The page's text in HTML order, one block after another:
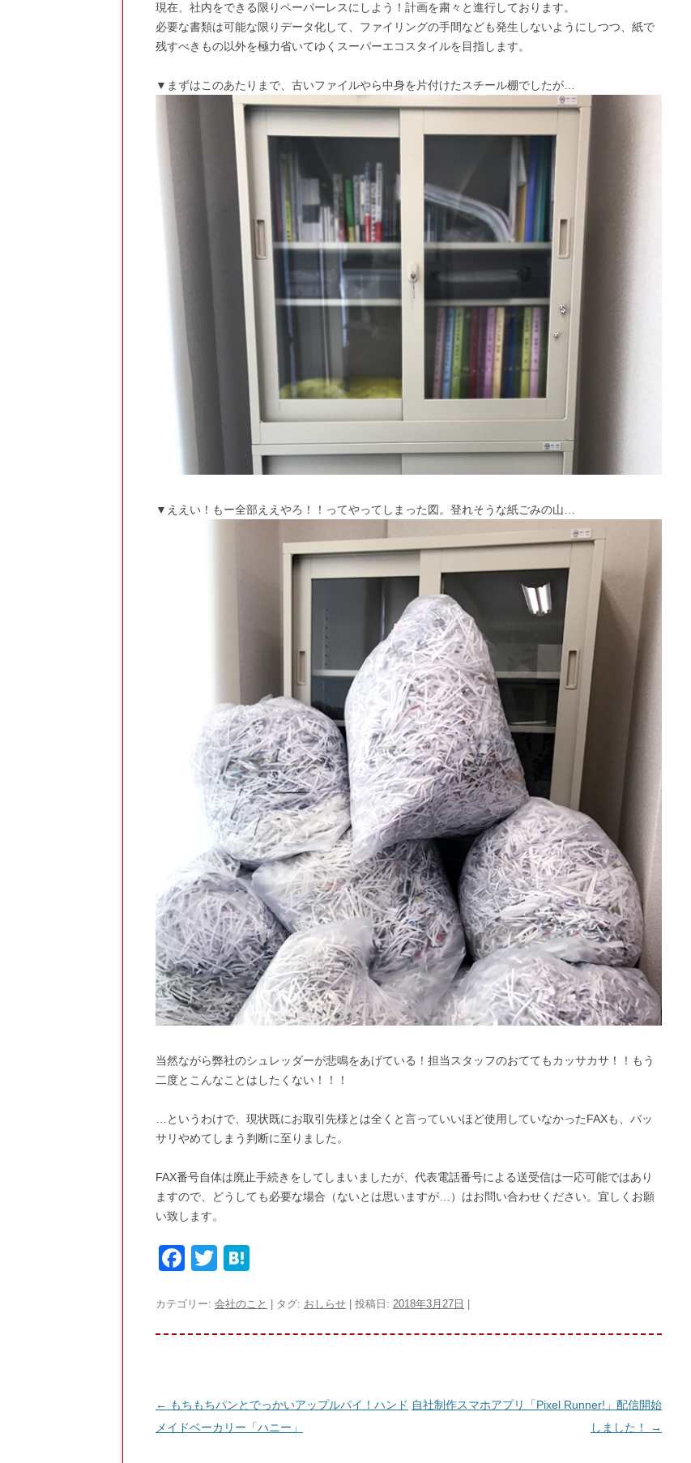
現在、社内をできる限りペーパーレスにしよう！計画を粛々と進行しております。
必要な書類は可能な限りデータ化して、ファイリングの手間なども発生しないようにしつつ、紙で
残すべきもの以外を極力省いてゆくスーパーエコスタイルを目指します。
▼まずはこのあたりまで、古いファイルやら中身を片付けたスチール棚でしたが…
▼ええい！もー全部ええやろ！！ってやってしまった図。登れそうな紙ごみの山…
当然ながら弊社のシュレッダーが悲鳴をあげている！担当スタッフのおててもカッサカサ！！もう
二度とこんなことはしたくない！！！
…というわけで、現状既にお取引先様とは全くと言っていいほど使用していなかったFAXも、バッ
サリやめてしまう判断に至りました。
FAX番号自体は廃止手続きをしてしまいましたが、代表電話番号による送受信は一応可能ではあり
ますので、どうしても必要な場合（ないとは思いますが…）はお問い合わせください。宜しくお願
い致します。
F
c
e
o
k
T
itt
er
e
n
カテゴリー: 会社のこと | タグ: おしらせ | 投稿日: 2018年3月27日 |
投
稿
← もちもちパンとでっかいアップルパイ！ハンド
メイドベーカリー「ハニー」
自社制作スマホアプリ「Pixel Runner!」配信開始
しました！
→